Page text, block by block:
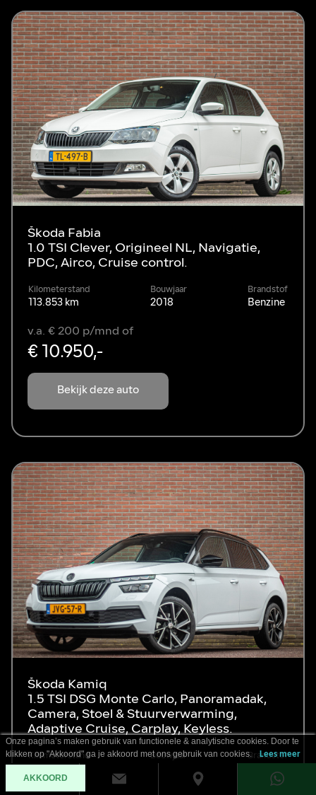
Škoda Fabia
1.0 TSI Clever, Origineel NL, Navigatie,
PDC, Airco, Cruise control.
Kilometerstand
113.853 km
Bouwjaar
2018
Brandstof
Benzine
Bekijk deze auto
v.a. € 200 p/mnd of
€ 10.950,-
Škoda Kamiq
1.5 TSI DSG Monte Carlo, Panoramadak,
Camera, Stoel & Stuurverwarming,
Adaptive Cruise, Carplay, Keyless.
Kilometerstand Bouwjaar Brandstof
Benzine
Onze pagina’s maken gebruik van functionele & analytische cookies. Door te
klikken op "Akkoord" ga je akkoord met ons gebruik van cookies.
Lees meer
AKKOORD